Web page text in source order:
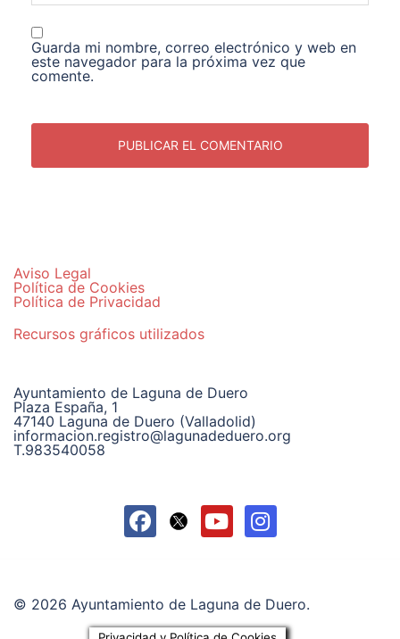
Guarda mi nombre, correo electrónico y web en
este navegador para la próxima vez que
comente.
Aviso Legal
Política de Cookies
Política de Privacidad
Recursos gráficos utilizados
Ayuntamiento de Laguna de Duero
Plaza España, 1
47140 Laguna de Duero (Valladolid)
informacion.registro@lagunadeduero.org
T.983540058
© 2026 Ayuntamiento de Laguna de Duero.